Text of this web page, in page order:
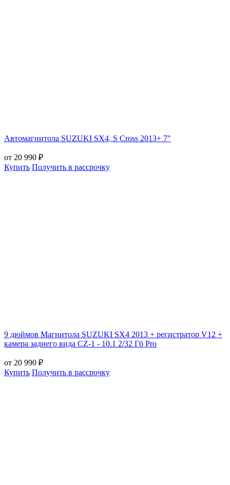
Автомагнитола SUZUKI SX4, S Cross 2013+ 7"
от 20 990 ₽
Купить Получить в рассрочку
9 дюймов Магнитола SUZUKI SX4 2013 + регистратор V12 +
камера заднего вида CZ-1 - 10.1 2/32 Гб Pro
от 20 990 ₽
Купить Получить в рассрочку